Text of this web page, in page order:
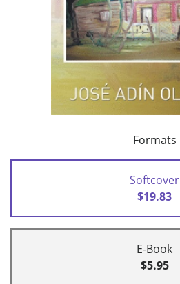
Formats
Softcover
$19.83
E-Book
$5.95